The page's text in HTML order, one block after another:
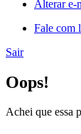
Alterar e-
Fale com
Sair
Oops!
Achei que essa